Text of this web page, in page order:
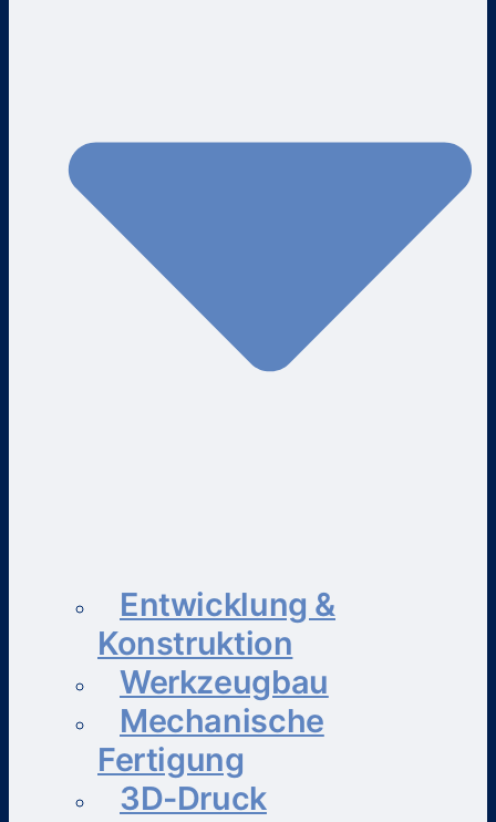
Entwicklung &
Konstruktion
Werkzeugbau
Mechanische
Fertigung
3D-Druck